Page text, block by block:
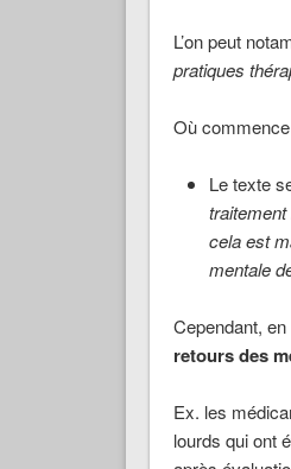
L’on peut
pratiques
Où commence
Le texte
cela est
mentale
Cependant,
retours des
Ex. les
lourds qui ont